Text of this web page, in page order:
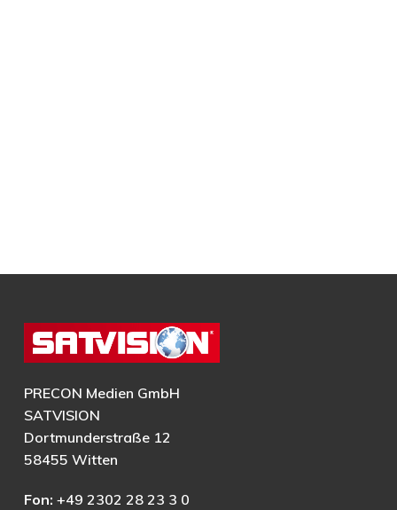
PRECON Medien GmbH
SATVISION
Dortmunderstraße 12
58455 Witten
Fon: +49 2302 28 23 3 0